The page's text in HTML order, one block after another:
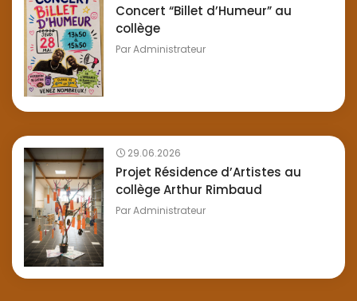
Concert “Billet d’Humeur” au
collège
ParAdministrateur
29.06.2026
Projet Résidence d’Artistes au
collège Arthur Rimbaud
ParAdministrateur